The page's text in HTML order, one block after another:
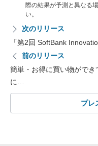
際の結果が予測と異なる
い。
次のリリース
「第2回 SoftBank
前のリリース
簡単・お得に買い物がで
に…
プレ